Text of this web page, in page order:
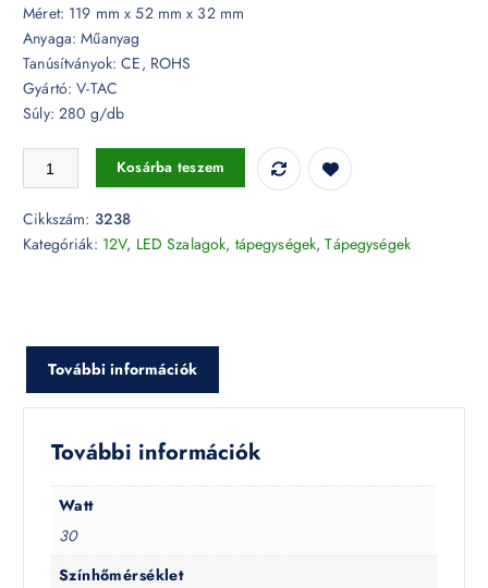
Méret: 119 mm x 52 mm x 32 mm
Anyaga: Műanyag
Tanúsítványok: CE, ROHS
Gyártó: V-TAC
Súly: 280 g/db
LED tápegység - 30W 12V 2,5A Műanyag IP44 - 3238 mennyiség
Kosárba teszem
Cikkszám: 3238
Kategóriák: 12V, LED Szalagok, tápegységek,Tápegységek
További információk
További információk
Watt
30
Színhőmérséklet